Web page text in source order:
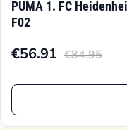
PUMA 1. FC
F02
€84.95
Ursprünglicher
Preis
€84.95
€56.91
Aktueller
Preis
€56.91.
Dieses
Produkt